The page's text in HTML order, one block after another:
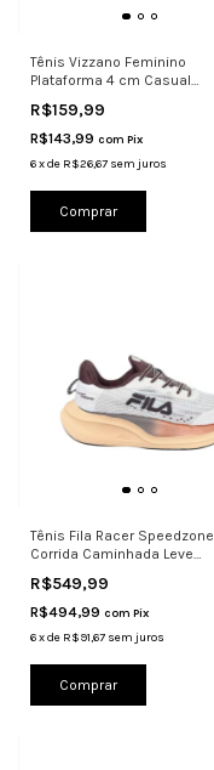
Tênis Vizzano Feminino
Plataforma 4 cm Casual
R$159,99
R$143,99 com Pix
6xde R$26,67 sem juros
Comprar
Tênis Fila Racer Speedzone
Corrida Caminhada Leve
R$549,99
R$494,99 com Pix
6xde R$91,67 sem juros
Comprar